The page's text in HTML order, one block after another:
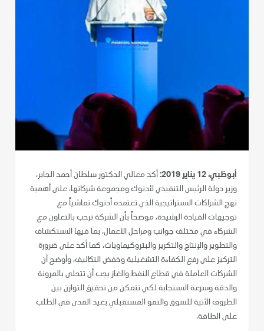
أبوظبي، 12 يناير 2019:
أكد معالي الدكتور سلطان أحمد الجابر،
وزير دولة الرئيس التنفيذي لأدنوك ومجموعة شركاتها، على أهمية
نهج الشراكات الاستراتيجية الذي تعتمده أدنوك تماشياً مع
توجيهات القيادة الرشيدة، موضحاً بأن الشركة ترحب بالتعاون مع
الشركاء في مختلف جوانب ومراحل الأعمال، بما فيها الاستكشاف
والتطوير والإنتاج والتكرير والبتروكيماويات، كما أكد على ضرورة
التركيز على رفع الكفاءة التشغيلية وخفض التكاليف، وأوضح أن
الشركات العاملة في قطاع النفط والغاز يجب أن تتحلى بالمرونة
والدقة وسرعة الاستجابة لكي تتمكن من تحقيق التوازن بين
الظروف الآنية للسوق والنمو المستقبلي بعيد المدى في الطلب
على الطاقة.